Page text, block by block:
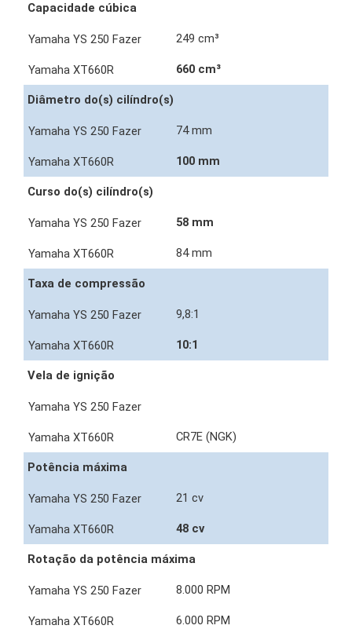
Capacidade cúbica
249 cm³
660 cm³
Diâmetro do(s) cilíndro(s)
74 mm
100 mm
Curso do(s) cilíndro(s)
58 mm
84 mm
Taxa de compressão
9,8:1
10:1
Vela de ignição
CR7E (NGK)
Potência máxima
21 cv
48 cv
Rotação da potência máxima
8.000 RPM
6.000 RPM